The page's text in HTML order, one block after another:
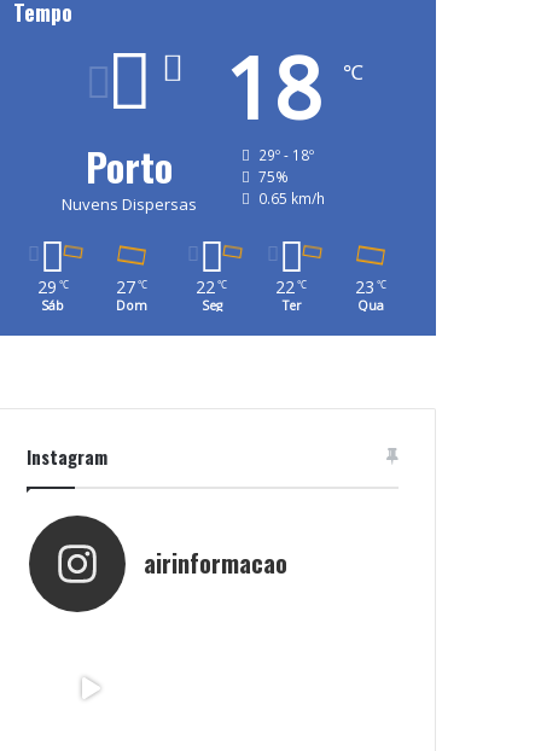
Tempo
Porto
Nuvens Dispersas
18 ℃
29º - 18º
75%
0.65 km/h
29 ℃
Sáb
27℃
Dom
22℃
Seg
22℃
Ter
23 ℃
Qua
Instagram
airinformacao